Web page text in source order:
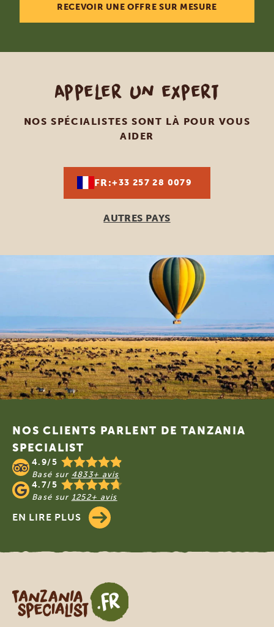
RECEVOIR UNE OFFRE SUR MESURE
Appeler un expert
NOS SPÉCIALISTES SONT LÀ POUR VOUS
AIDER
FR:+33 257 28 0079
AUTRES PAYS
Footer
NOS CLIENTS PARLENT DE TANZANIA
SPECIALIST
4.9/5
Basé sur 4833+ avis
4.7/5
Basé sur 1252+ avis
EN LIRE PLUS
Tanzania Specialist